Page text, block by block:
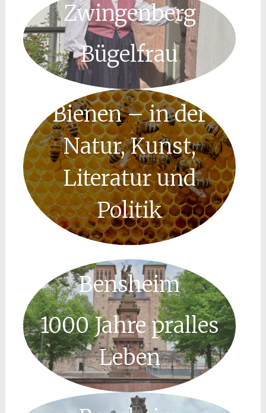
Zwingenberg
Bügelfrau
Bienen – in der
Natur, Kunst,
Literatur und
Politik
Bensheim
1000 Jahre pralles
Leben